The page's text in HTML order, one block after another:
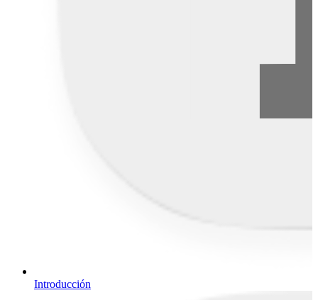
Introducción